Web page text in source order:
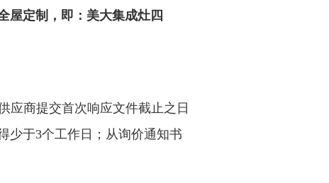
屋定制，即： 美大集成灶四
应商提交首次响应文件截止之日
少于3个工作日；从询价通知书